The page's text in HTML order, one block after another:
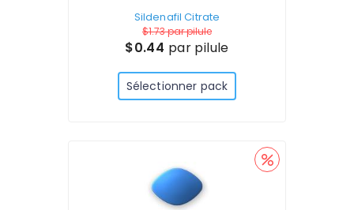
Sildenafil Citrate
$1.73par pilule
$0.44 par pilule
Sélectionner pack